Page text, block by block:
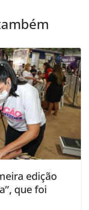
edição
que foi